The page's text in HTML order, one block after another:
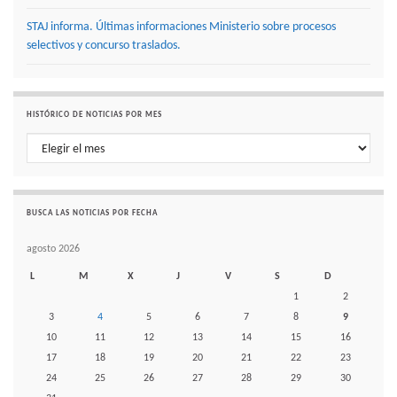
STAJ informa. Últimas informaciones Ministerio sobre procesos
selectivos y concurso traslados.
HISTÓRICO DE NOTICIAS POR MES
Histórico de noticias por mes
BUSCA LAS NOTICIAS POR FECHA
agosto 2026
L M X J V S
D
1
2
3
4 5 6 7 8
9
10
11 12 13 14 15
16
17
18 19 20 21 22
23
24
25 26 27 28 29
30